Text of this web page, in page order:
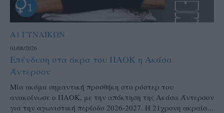
Α1 ΓΥΝΑΙΚΩΝ
01/08/2026
Επένδυση στα άκρα του ΠΑΟΚ η Ακάσα
Άντερσον
Μία ακόμα σημαντική προσθήκη στο ρόστερ του
ανακοίνωσε ο ΠΑΟΚ, με την απόκτηση της Ακάσα Άντερσον
για την αγωνιστική περίοδο 2026-2027. Η 21χρονη ακραία...